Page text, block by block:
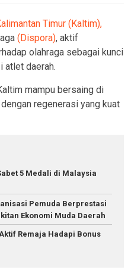
Timur (Kaltim),
(Dispora), aktif
olahraga sebagai kunci
atlet daerah.
mampu bersaing di
regenerasi yang kuat
5 Medali di Malaysia
Pemuda Berprestasi
Ekonomi Muda Daerah
Remaja Hadapi Bonus